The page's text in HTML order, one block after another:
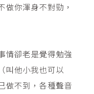
你渾身不對勁，
情卻老是覺得勉強
叫他小我也可以
做不到，各種聲音